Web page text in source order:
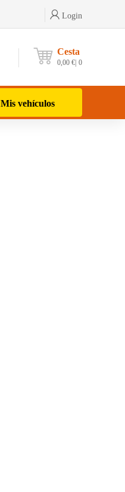
Login
Cesta
0,00 € 0
Mis vehículos